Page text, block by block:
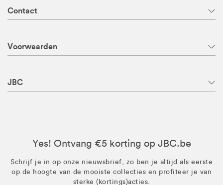
Contact
Voorwaarden
JBC
Yes! Ontvang €5 korting op JBC.be
Schrijf je in op onze nieuwsbrief, zo ben je altijd als eerste
op de hoogte van de mooiste collecties en profiteer je van
sterke (kortings)acties.